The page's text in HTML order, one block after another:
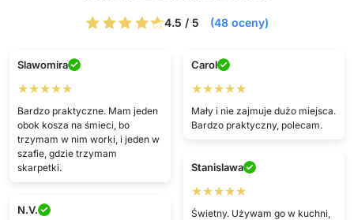
4.5 / 5 (48 oceny)
Slawomira
★★★★★
Bardzo praktyczne. Mam jeden
obok kosza na śmieci, bo
trzymam w nim worki, i jeden w
szafie, gdzie trzymam
skarpetki.
Carol
★★★★★
Mały i nie zajmuje dużo miejsca.
Bardzo praktyczny, polecam.
Stanislawa
★★★★★
Świetny. Używam go w kuchni,
N.V.